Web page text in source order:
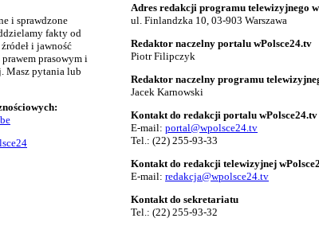
i sprawdzone
fakty od
i jawność
prasowym i
Masz pytania lub
Adres redakcji programu telewizyjnego
ul. Finlandzka 10, 03-903 Warszawa
Redaktor naczelny portalu wPolsce24.tv
Piotr Filipczyk
Redaktor naczelny programu
Jacek Karnowski
Kontakt do redakcji portalu wPolsce24.tv
E-mail: portal@wpolsce24.tv
Tel.: (22) 255-93-33
Kontakt do redakcji telewizyjnej
E-mail: redakcja@wpolsce24.tv
Kontakt do sekretariatu
Tel.: (22) 255-93-32